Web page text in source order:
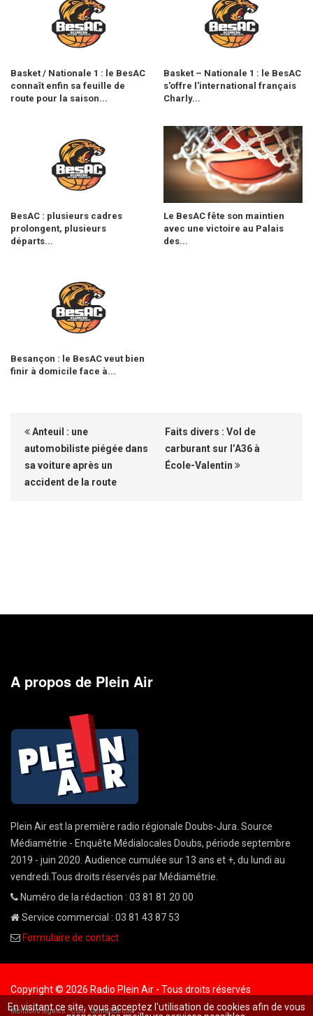
Basket / Nationale 1 : le BesAC
connaît enfin sa feuille de
route pour la saison...
Basket – Nationale 1 : le BesAC
s'offre l'international français
Charly...
BesAC : plusieurs cadres
prolongent, plusieurs
départs...
Le BesAC fête son maintien
avec une victoire au Palais
des...
Besançon : le BesAC veut bien
finir à domicile face à...
Anteuil : une
automobiliste piégée dans
sa voiture après un
accident de la route
Faits divers : Vol de
carburant sur l’A36 à
École-Valentin
A propos de Plein Air
Plein Air est la première radio régionale Doubs-Jura. Source
Médiamétrie - Enquête Médialocales Doubs, période septembre
2019 - juin 2020. Audience cumulée sur 13 ans et +, du lundi au
vendredi.Tous droits réservés par Médiamétrie.
Numéro de la rédaction : 03 81 81 20 00
Service commercial : 03 81 43 87 53
Formulaire de contact
Copyright © 2026 Radio Plein Air - Tous droits réservés
Mentions légales CGU demande cnil
En visitant ce site, vous acceptez l'utilisation de cookies afin de vous